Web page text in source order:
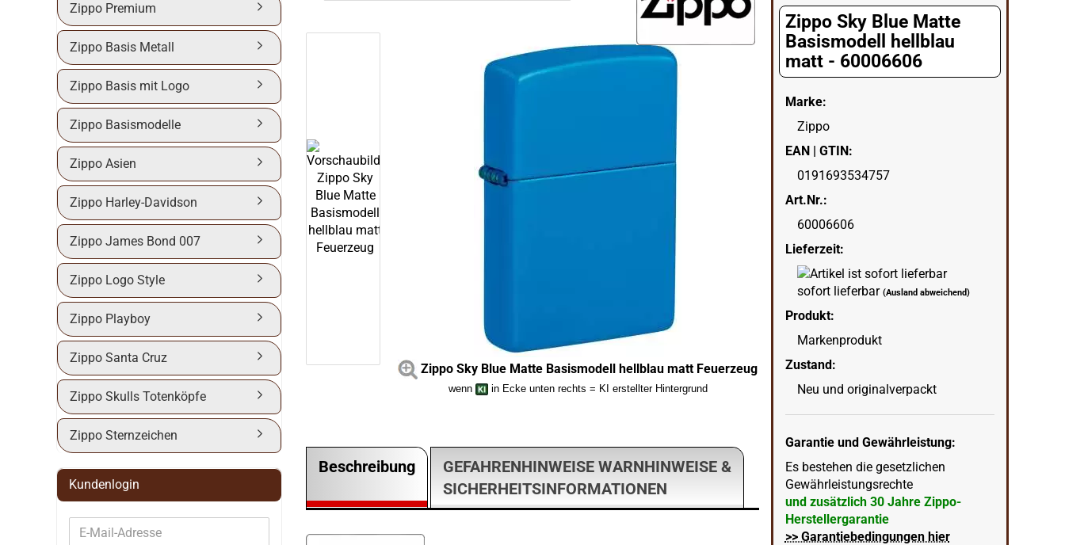
Zippo Sky Blue Matte Basismodell hellblau matt Feuerzeug
wenn in Ecke unten rechts = KI erstellter Hintergrund
Zippo Sky Blue Matte Basismodell hellblau matt
wenn in Ecke unten rechts = KI erstellter
Zippo Sky Blue Matte
Basismodell hellblau
matt - 60006606
Marke:
Zippo
EAN | GTIN:
0191693534757
Art.Nr.:
60006606
Lieferzeit:
sofort lieferbar (Ausland abweichend)
Produkt:
Markenprodukt
Zustand:
Neu und originalverpackt
Garantie und Gewährleistung:
Es bestehen die gesetzlichen
Gewährleistungsrechte
und zusätzlich 30 Jahre Zippo-
Herstellergarantie
>> Garantiebedingungen hier
Beschreibung
GEFAHRENHINWEISE WARNHINWEISE &
SICHERHEITSINFORMATIONEN
Zippo Premium
Zippo Basis Metall
Zippo Basis mit Logo
Zippo Basismodelle
Zippo Asien
Zippo Harley-Davidson
Zippo James Bond 007
Zippo Logo Style
Zippo Playboy
Zippo Santa Cruz
Zippo Skulls Totenköpfe
Zippo Sternzeichen
Kundenlogin